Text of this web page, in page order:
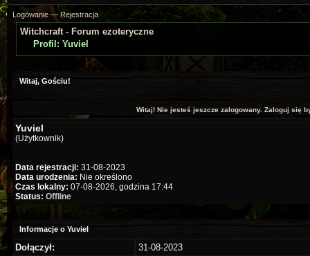
Logowanie —Rejestracja
Witchcraft - Forum ezoteryczne
Profil: Yuviel
Witaj, Gościu!
Witaj! Nie jesteś jeszcze zalogowany. Zaloguj się
Yuviel
(Użytkownik)
Data rejestracji: 31-08-2023
Data urodzenia: Nie określono
Czas lokalny: 07-08-2026, godzina 17:44
Status: Offline
Informacje o Yuviel
Dołączył:
31-08-2023